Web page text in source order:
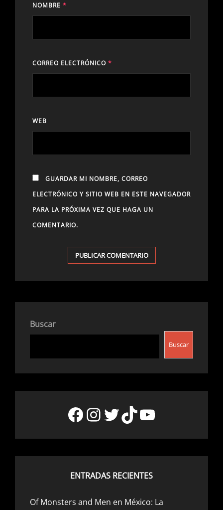
NOMBRE *
CORREO ELECTRÓNICO *
WEB
GUARDAR MI NOMBRE, CORREO
ELECTRÓNICO Y SITIO WEB EN ESTE NAVEGADOR
PARA LA PRÓXIMA VEZ QUE HAGA UN
COMENTARIO.
Buscar
Buscar
Facebook
Instagram
Twitter
TikTok
YouTube
ENTRADAS RECIENTES
Of Monsters and Men en México: La